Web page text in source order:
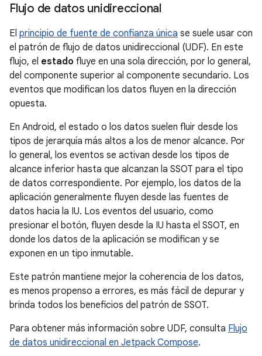
Flujo de datos unidireccional
El principio de fuente de confianza única se suele usar con
el patrón de flujo de datos unidireccional (UDF). En este
flujo, el estado fluye en una sola dirección, por lo general,
del componente superior al componente secundario. Los
eventos que modifican los datos fluyen en la dirección
opuesta.
En Android, el estado o los datos suelen fluir desde los
tipos de jerarquía más altos a los de menor alcance. Por
lo general, los eventos se activan desde los tipos de
alcance inferior hasta que alcanzan la SSOT para el tipo
de datos correspondiente. Por ejemplo, los datos de la
aplicación generalmente fluyen desde las fuentes de
datos hacia la IU. Los eventos del usuario, como
presionar el botón, fluyen desde la IU hasta el SSOT, en
donde los datos de la aplicación se modifican y se
exponen en un tipo inmutable.
Este patrón mantiene mejor la coherencia de los datos,
es menos propenso a errores, es más fácil de depurar y
brinda todos los beneficios del patrón de SSOT.
Para obtener más información sobre UDF, consulta Flujo
de datos unidireccional en Jetpack Compose.